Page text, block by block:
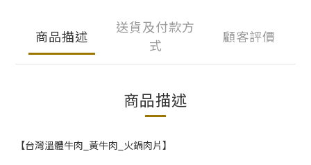
商品描述
送貨及付款方
式
顧客評價
商品描述
【台灣溫體牛肉_黃牛肉_火鍋肉片】